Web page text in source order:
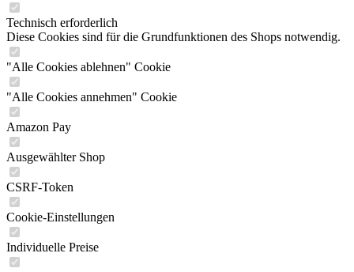
Technisch erforderlich
Diese Cookies sind für die Grundfunktionen des Shops notwendig.
"Alle Cookies ablehnen" Cookie
"Alle Cookies annehmen" Cookie
Amazon Pay
Ausgewählter Shop
CSRF-Token
Cookie-Einstellungen
Individuelle Preise